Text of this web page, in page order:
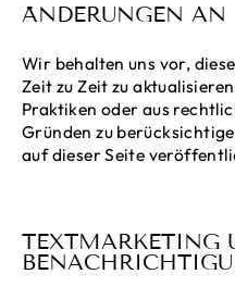
ÄNDERUNGEN AN
Wir behalten uns vor,
Zeit zu Zeit zu
Praktiken oder aus
Gründen zu
auf dieser Seite
TEXTMARKETING